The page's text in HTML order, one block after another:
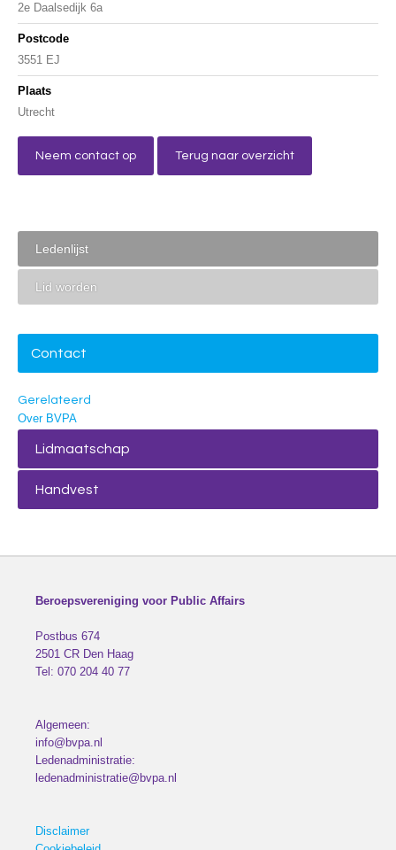
2e Daalsedijk 6a
Postcode
3551 EJ
Plaats
Utrecht
Neem contact op Terug naar overzicht
Ledenlijst
Lid worden
Contact
Gerelateerd
Over BVPA
Lidmaatschap
Handvest
Beroepsvereniging voor Public Affairs
Postbus 674
2501 CR Den Haag
Tel: 070 204 40 77
Algemeen:
info@bvpa.nl
Ledenadministratie:
ledenadministratie@bvpa.nl
Disclaimer